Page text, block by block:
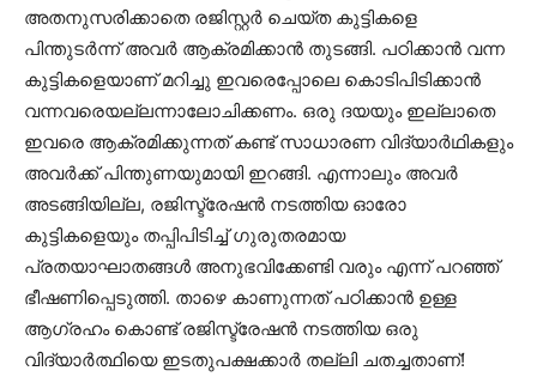
അതനുസരിക്കാതെ രജിസ്റ്റർ ചെയ്ത കുട്ടികളെ
പിന്തുടർന്ന് അവർ ആക്രമിക്കാൻ തുടങ്ങി. പഠിക്കാൻ വന്ന
കുട്ടികളെയാണ് മറിച്ചു ഇവരെപ്പോലെ കൊടിപിടിക്കാൻ
വന്നവരെയല്ലന്നാലോചിക്കണം. ഒരു ദയയും ഇല്ലാതെ
ഇവരെ ആക്രമിക്കുന്നത് കണ്ട് സാധാരണ വിദ്യാർഥികളും
അവർക്ക് പിന്തുണയുമായി ഇറങ്ങി. എന്നാലും അവർ
അടങ്ങിയില്ല, രജിസ്ട്രേഷൻ നടത്തിയ ഓരോ
കുട്ടികളെയും തപ്പിപിടിച്ച് ഗുരുതരമായ
പ്രതയാഘാതങ്ങൾ അനുഭവിക്കേണ്ടി വരും എന്ന് പറഞ്ഞ്
ഭീഷണിപ്പെടുത്തി. താഴെ കാണുന്നത് പഠിക്കാൻ ഉള്ള
ആഗ്രഹം കൊണ്ട് രജിസ്ട്രേഷൻ നടത്തിയ ഒരു
വിദ്യാർത്ഥിയെ ഇടതുപക്ഷക്കാർ തല്ലി ചതച്ചതാണ്!